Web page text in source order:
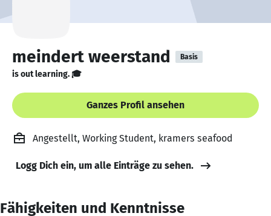
meindert weerstand Basis
is out learning. 🎓
Ganzes Profil ansehen
Angestellt, Working Student, kramers seafood
Logg Dich ein, um alle Einträge zu sehen.
Fähigkeiten und Kenntnisse